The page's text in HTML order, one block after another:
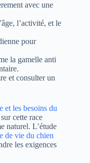
avec une
l’activité, et le
pour
la gamelle anti
et consulter un
et les besoins du
cette race
naturel. L’étude
de vie du chien
les exigences